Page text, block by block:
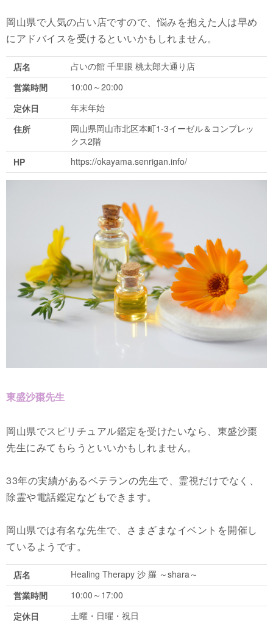
岡山県で人気の占い店ですので、悩みを抱えた人は早め
にアドバイスを受けるといいかもしれません。
店名
占いの館 千里眼 桃太郎大通り店
営業時間
10:00～20:00
定休日
年末年始
住所
岡山県岡山市北区本町1-3イーゼル＆コンプレッ
クス2階
HP
https://okayama.senrigan.info/
東盛沙棗先生
岡山県でスピリチュアル鑑定を受けたいなら、東盛沙棗
先生にみてもらうといいかもしれません。
33年の実績があるベテランの先生で、霊視だけでなく、
除霊や電話鑑定などもできます。
岡山県では有名な先生で、さまざまなイベントを開催し
ているようです。
店名
Healing Therapy 沙 羅 ～shara～
営業時間
10:00～17:00
定休日
土曜・日曜・祝日